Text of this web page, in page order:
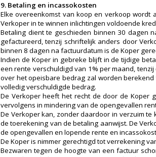
9. Betaling en incassokosten
Elke overeenkomst van koop en verkoop
Verkoper in te winnen inlichtingen voldoende
Betaling dient te geschieden binnen 30 dagen
gefactureerd, tenzij schriftelijk anders door
binnen 8 dagen na factuurdatum is de Koper
Indien de Koper in gebreke blijft in de tijdige
een rente verschuldigd van 1% per maand,
over het opeisbare bedrag zal worden
volledig verschuldigde bedrag.
De Verkoper heeft het recht de door de Koper
vervolgens in mindering van de opengevallen
De Verkoper kan, zonder daardoor in verzuim
de toerekening van de betaling aanwijst. De
de opengevallen en lopende rente en
De Koper is nimmer gerechtigd tot verrekening
Bezwaren tegen de hoogte van een factuur